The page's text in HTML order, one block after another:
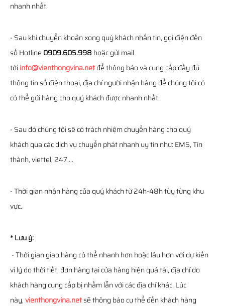
nhanh nhất.
- Sau khi chuyển khoản xong quý khách nhắn tin, gọi điện đến
số Hotline 0909.605.998 hoặc gửi mail
tớiinfo@vienthongvina.netđể thông báo và cung cấp đầy đủ
thông tin số điện thoại, địa chỉ người nhận hàng để chúng tôi có
có thể gửi hàng cho quý khách được nhanh nhất.
- Sau đó chúng tôi sẽ có trách nhiệm chuyển hàng cho quý
khách qua các dịch vụ chuyển phát nhanh uy tín như: EMS, Tín
thành, viettel, 247,...
- Thời gian nhận hàng của quý khách từ 24h-48h tùy từng khu
vực.
* Lưu ý:
- Thời gian giao hàng có thể nhanh hơn hoặc lâu hơn với dự kiến
vì lý do thời tiết, đơn hàng tại cửa hàng hiện quá tải, địa chỉ do
khách hàng cung cấp bị nhầm lẫn với các địa chỉ khác. Lúc
này,vienthongvina.netsẽ thông báo cụ thể đến khách hàng